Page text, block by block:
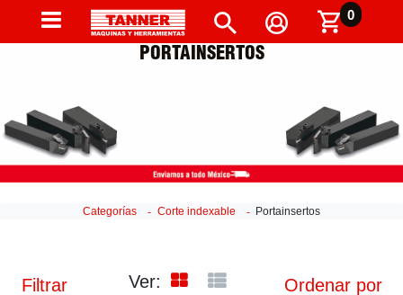
0
PORTAINSERTOS
Categorías Corte indexable Portainsertos
Ver: Ordenar por
Filtrar